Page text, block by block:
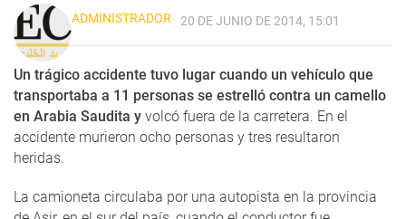
ADMINISTRADOR 20 DE JUNIO DE 2014, 15:01
Un trágico accidente tuvo lugar cuando un vehículo que
transportaba a 11 personas se estrelló contra un camello
en Arabia Saudita y volcó fuera de la carretera. En el
accidente murieron ocho personas y tres resultaron
heridas.
La camioneta circulaba por una autopista en la provincia